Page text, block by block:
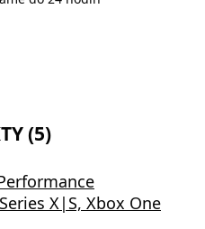
(5)
X|S, Xbox One